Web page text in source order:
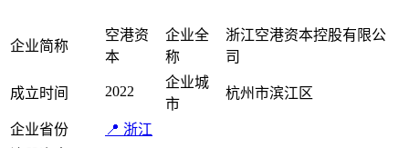
企业简称
空港资
本
企业全
称
浙江空港资本控股有限公
司
成立时间 2022
企业城
市
杭州市滨江区
企业省份
📍 浙江